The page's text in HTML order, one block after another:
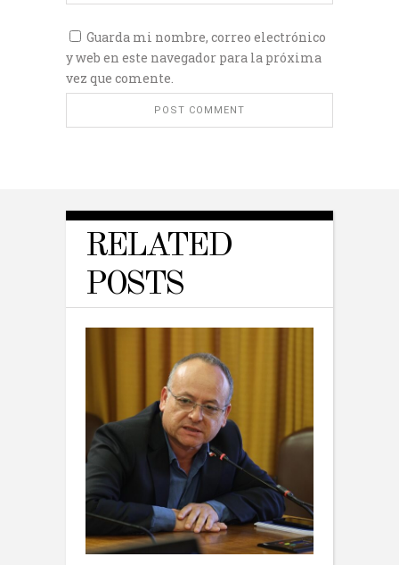
Guarda mi nombre, correo electrónico
y web en este navegador para la próxima
vez que comente.
RELATED
POSTS